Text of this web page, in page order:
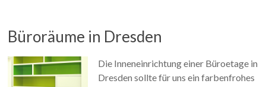
Büroräume in Dresden
Die Inneneinrichtung einer Büroetage in
Dresden sollte für uns ein farbenfrohes